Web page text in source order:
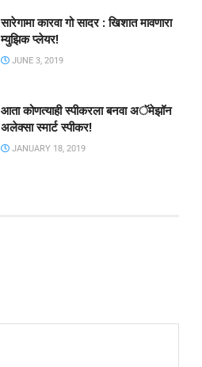
सारेगामा कारवा गो सादर : खिशात मावणारा
म्युझिक प्लेयर!
JUNE 3, 2019
आता कोणत्याही स्पीकरला बनवा अॅमेझॉन
अलेक्सा स्मार्ट स्पीकर!
JANUARY 18, 2019